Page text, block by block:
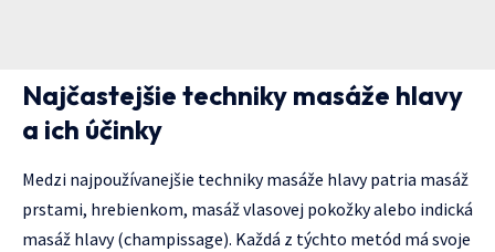
Najčastejšie techniky masáže hlavy
a ich účinky
Medzi najpoužívanejšie techniky masáže hlavy patria masáž
prstami, hrebienkom, masáž vlasovej pokožky alebo indická
masáž hlavy (champissage). Každá z týchto metód má svoje